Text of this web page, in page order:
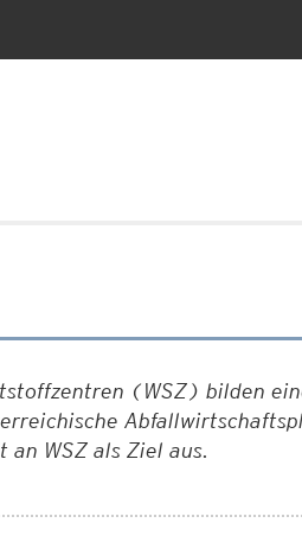
(WSZ) bilden
an WSZ als Ziel aus.